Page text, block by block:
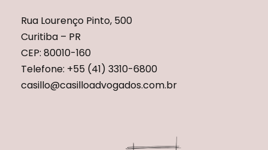
Rua Lourenço Pinto, 500
Curitiba – PR
CEP: 80010-160
Telefone: +55 (41) 3310-6800
casillo@casilloadvogados.com.br